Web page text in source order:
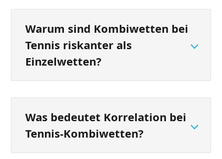
Warum sind Kombiwetten bei
Tennis riskanter als
Einzelwetten?
Was bedeutet Korrelation bei
Tennis-Kombiwetten?